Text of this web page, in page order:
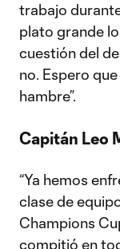
trabajo
plato grande
cuestión del
no. Espero
hambre”.
Capitán Leo
“Ya hemos
clase de
Champions
compitió en